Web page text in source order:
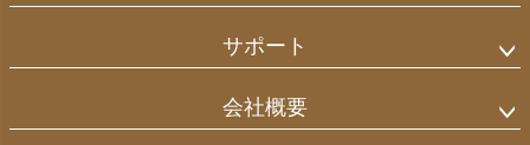
サポート
会社概要